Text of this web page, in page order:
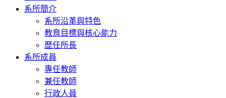
navigation
系所簡介
系所沿革與特色
教育目標與核心能力
歷任所長
系所成員
專任教師
兼任教師
行政人員